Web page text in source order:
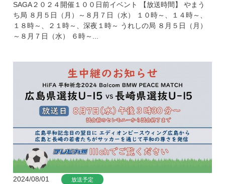
SAGA２０２４開催１００日前イベント 【放送時間】 やまう
ち局 ８月５日（月）～８月７日（水） １０時～、１４時～、
１８時～、２１時～、深夜１時～ うれしの局 ８月５日（月）
～８月７日（水） ６時～...
2024/08/01 放送予定